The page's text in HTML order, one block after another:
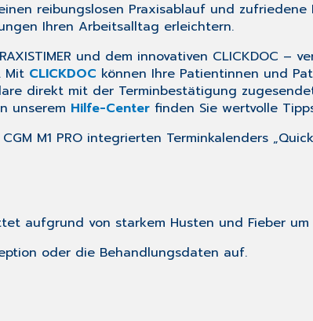
reibungslosen Praxisablauf und
Ihren Arbeitsalltag erleichtern.
und dem innovativen CLICKDOC –
Mit CLICKDOC können Ihre Patientinnen und
direkt mit der Terminbestätigung
unserem Hilfe-Center finden Sie wertvolle
M1 PRO integrierten Terminkalenders
aufgrund von starkem Husten und Fieber um
oder die Behandlungsdaten auf.